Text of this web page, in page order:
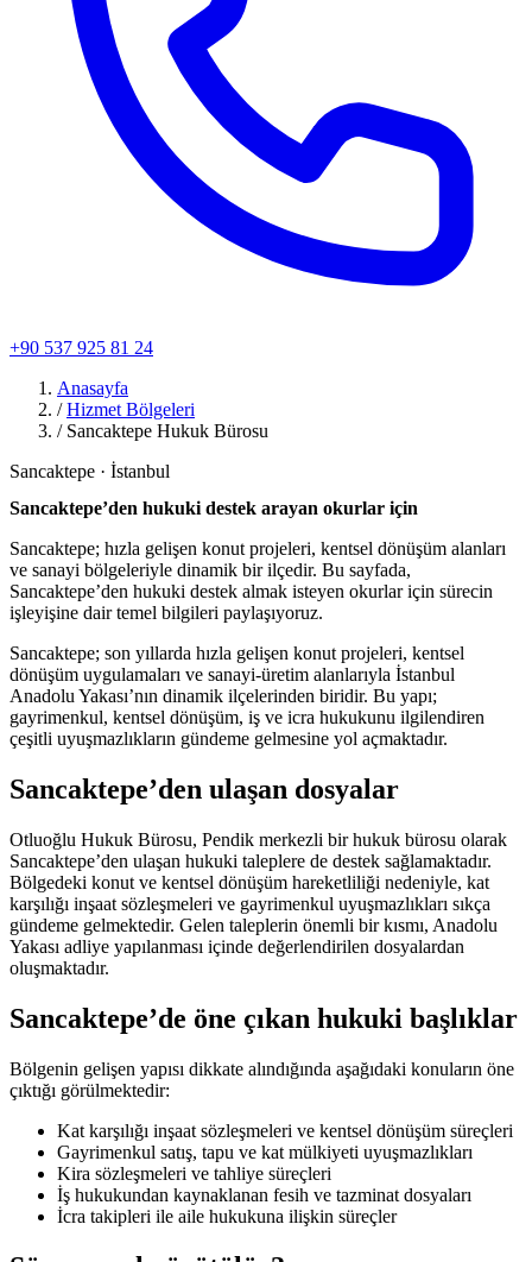
+90 537 925 81 24
Anasayfa
/ Hizmet Bölgeleri
/ Sancaktepe Hukuk Bürosu
Sancaktepe · İstanbul
Sancaktepe’den hukuki destek arayan okurlar için
Sancaktepe; hızla gelişen konut projeleri, kentsel dönüşüm alanları
ve sanayi bölgeleriyle dinamik bir ilçedir. Bu sayfada,
Sancaktepe’den hukuki destek almak isteyen okurlar için sürecin
işleyişine dair temel bilgileri paylaşıyoruz.
Sancaktepe; son yıllarda hızla gelişen konut projeleri, kentsel
dönüşüm uygulamaları ve sanayi-üretim alanlarıyla İstanbul
Anadolu Yakası’nın dinamik ilçelerinden biridir. Bu yapı;
gayrimenkul, kentsel dönüşüm, iş ve icra hukukunu ilgilendiren
çeşitli uyuşmazlıkların gündeme gelmesine yol açmaktadır.
Sancaktepe’den ulaşan dosyalar
Otluoğlu Hukuk Bürosu, Pendik merkezli bir hukuk bürosu olarak
Sancaktepe’den ulaşan hukuki taleplere de destek sağlamaktadır.
Bölgedeki konut ve kentsel dönüşüm hareketliliği nedeniyle, kat
karşılığı inşaat sözleşmeleri ve gayrimenkul uyuşmazlıkları sıkça
gündeme gelmektedir. Gelen taleplerin önemli bir kısmı, Anadolu
Yakası adliye yapılanması içinde değerlendirilen dosyalardan
oluşmaktadır.
Sancaktepe’de öne çıkan hukuki başlıklar
Bölgenin gelişen yapısı dikkate alındığında aşağıdaki konuların öne
çıktığı görülmektedir:
Kat karşılığı inşaat sözleşmeleri ve kentsel dönüşüm süreçleri
Gayrimenkul satış, tapu ve kat mülkiyeti uyuşmazlıkları
Kira sözleşmeleri ve tahliye süreçleri
İş hukukundan kaynaklanan fesih ve tazminat dosyaları
İcra takipleri ile aile hukukuna ilişkin süreçler